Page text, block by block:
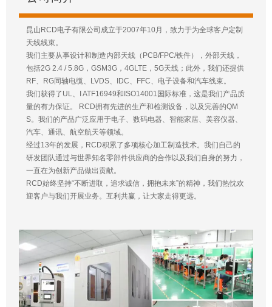
昆山RCD电子有限公司成立于2007年10月，致力于为全球客户定制
天线线束。
我们主要从事设计和制造内部天线（PCB/FPC/铁件），外部天线，
包括2G 2.4 / 5.8G，GSM3G，4GLTE，5G天线；此外，我们还提供
RF、RG同轴电缆、LVDS、IDC、FFC、电子设备和汽车线束。
我们获得了UL、I ATF16949和ISO14001国际标准，这是我们产品质
量的有力保证。 RCD拥有先进的生产和检测设备，以及完善的QM
S。我们的产品广泛应用于电子、数码电器、智能家居、美容仪器、
汽车、通讯、航空航天等领域。
经过13年的发展，RCD积累了多项核心加工制造技术。我们自己的
研发团队通过与世界知名零部件供应商的合作以及我们自身的努力，
一直在为创新产品做出贡献。
RCD始终坚持“不断进取，追求诚信，拥抱未来”的精神，我们热忱欢
迎客户与我们开展业务。互利共赢，让大家走得更远。